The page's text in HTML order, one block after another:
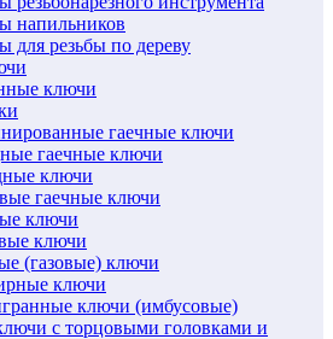
напильников
для резьбы по дереву
ключи
гаечные ключи
гаечные ключи
ключи
гаечные ключи
ключи
ключи
(газовые) ключи
ключи
ключи (имбусовые)
с торцовыми головками и